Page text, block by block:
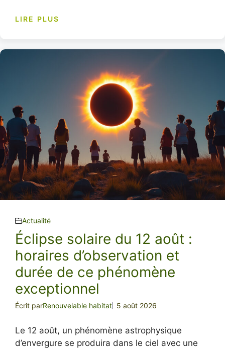
LIRE PLUS
Actualité
Éclipse solaire du 12 août :
horaires d’observation et
durée de ce phénomène
exceptionnel
Écrit parRenouvelable habitat 5 août 2026
Le 12 août, un phénomène astrophysique
d’envergure se produira dans le ciel avec une